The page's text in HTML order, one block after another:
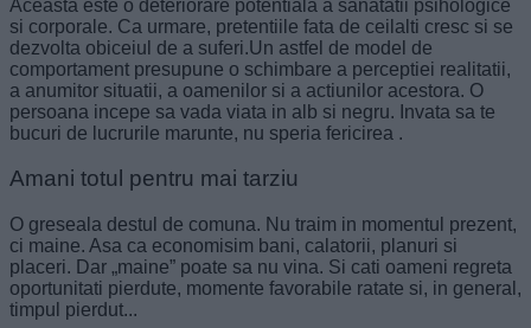
Aceasta este o deteriorare potentiala a sanatatii psihologice
si corporale. Ca urmare, pretentiile fata de ceilalti cresc si se
dezvolta obiceiul de a suferi.Un astfel de model de
comportament presupune o schimbare a perceptiei realitatii,
a anumitor situatii, a oamenilor si a actiunilor acestora. O
persoana incepe sa vada viata in alb si negru. Invata sa te
bucuri de lucrurile marunte, nu speria fericirea .
Amani totul pentru mai tarziu
O greseala destul de comuna. Nu traim in momentul prezent,
ci maine. Asa ca economisim bani, calatorii, planuri si
placeri. Dar „maine” poate sa nu vina. Si cati oameni regreta
oportunitati pierdute, momente favorabile ratate si, in general,
timpul pierdut...